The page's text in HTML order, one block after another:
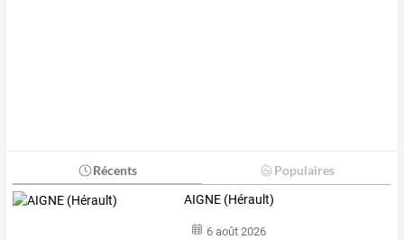
Récents Populaires
AIGNE (Hérault)
6 août 2026